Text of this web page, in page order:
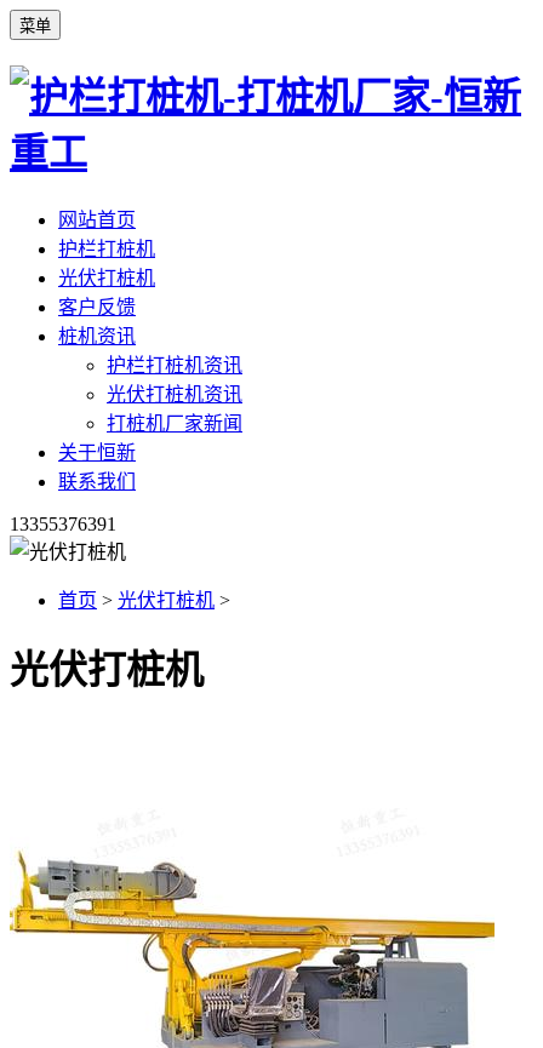
菜单
网站首页
护栏打桩机
光伏打桩机
客户反馈
桩机资讯
护栏打桩机资讯
光伏打桩机资讯
打桩机厂家新闻
关于恒新
联系我们
13355376391
首页 > 光伏打桩机 >
光伏打桩机